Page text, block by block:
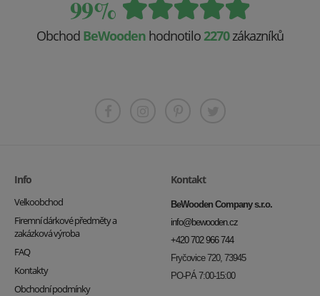
99%
Obchod BeWooden hodnotilo 2270zákazníků
Info
Velkoobchod
Firemní dárkové předměty a
zakázková výroba
FAQ
Kontakty
Obchodní podmínky
Kontakt
BeWooden Company s.r.o.
info@bewooden.cz
+420 702 966 744
Fryčovice 720, 73945
PO-PÁ 7:00-15:00